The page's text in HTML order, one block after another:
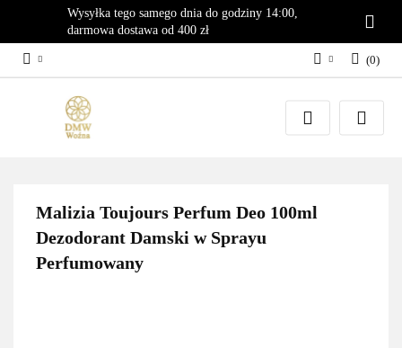
Wysyłka tego samego dnia do godziny 14:00,
darmowa dostawa od 400 zł
Zaloguj się
Załóż konto
(0)
Malizia Toujours Perfum Deo 100ml
Dezodorant Damski w Sprayu
Perfumowany